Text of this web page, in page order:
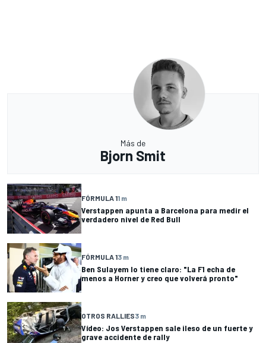
Más de
Bjorn Smit
FÓRMULA 11 m
Verstappen apunta a Barcelona para medir el
verdadero nivel de Red Bull
FÓRMULA 13 m
Ben Sulayem lo tiene claro: "La F1 echa de
menos a Horner y creo que volverá pronto"
OTROS RALLIES3 m
Vídeo: Jos Verstappen sale ileso de un fuerte y
grave accidente de rally